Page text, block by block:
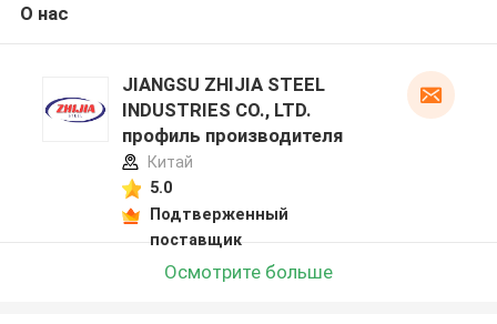
О нас
JIANGSU ZHIJIA STEEL
INDUSTRIES CO., LTD.
профиль производителя
Китай
5.0
Подтверженный
поставщик
Осмотрите больше